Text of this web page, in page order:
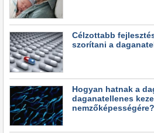
Célzottabb
szorítani a
Hogyan hatnak a
daganatellenes
nemzőképességére?